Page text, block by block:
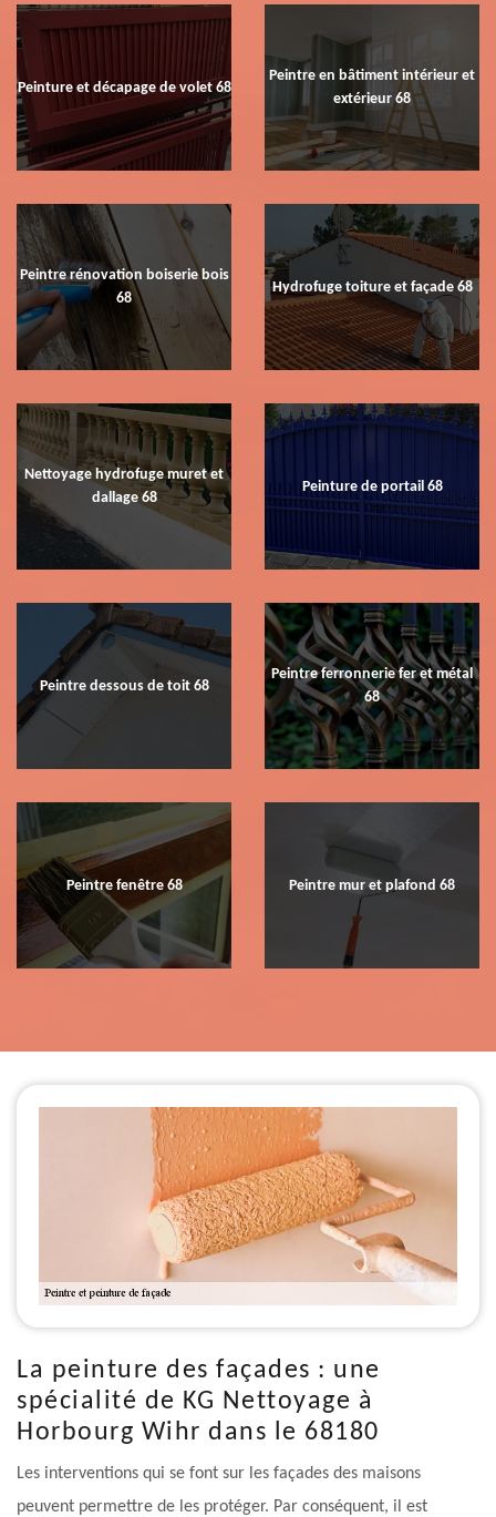
Peinture et décapage de volet 68
Peintre en bâtiment intérieur et
extérieur 68
Peintre rénovation boiserie bois
68
Hydrofuge toiture et façade 68
Nettoyage hydrofuge muret et
dallage 68
Peinture de portail 68
Peintre dessous de toit 68
Peintre ferronnerie fer et métal
68
Peintre fenêtre 68 Peintre mur et plafond 68
La peinture des façades : une
spécialité de KG Nettoyage à
Horbourg Wihr dans le 68180
Les interventions qui se font sur les façades des maisons
peuvent permettre de les protéger. Par conséquent, il est